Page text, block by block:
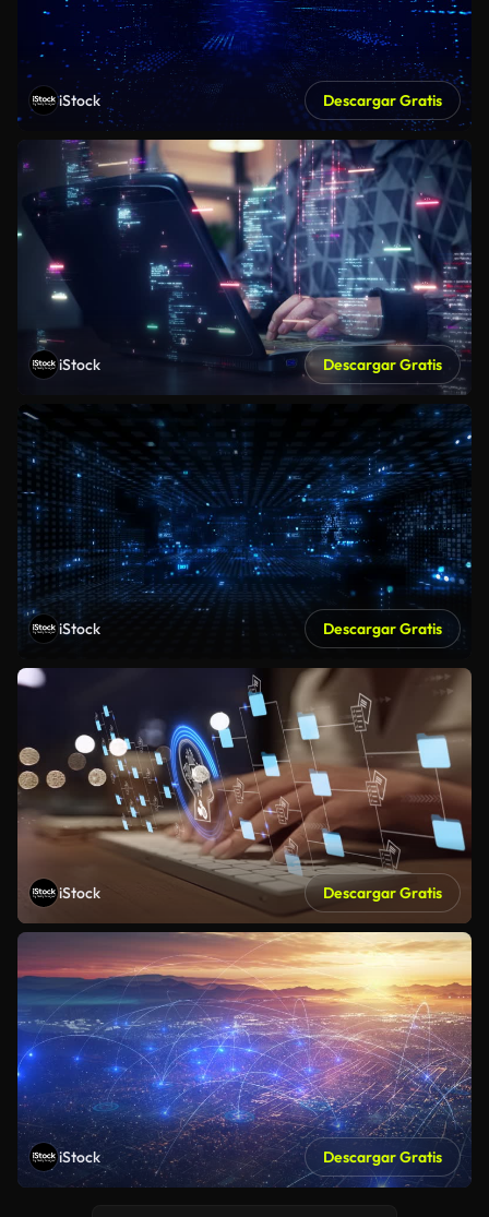
iStock Descargar Gratis
iStock Descargar Gratis
iStock Descargar Gratis
iStock Descargar Gratis
iStock Descargar Gratis